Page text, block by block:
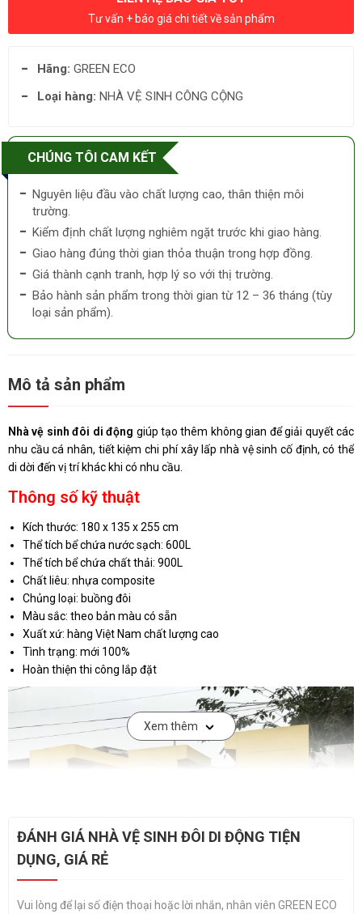
Tư vấn + báo giá chi tiết về sản phẩm
Hãng: GREEN ECO
Loại hàng: NHÀ VỆ SINH CÔNG CỘNG
CHÚNG TÔI CAM KẾT
Nguyên liệu đầu vào chất lượng cao, thân thiện môi
trường.
Kiểm định chất lượng nghiêm ngặt trước khi giao hàng.
Giao hàng đúng thời gian thỏa thuận trong hợp đồng.
Giá thành cạnh tranh, hợp lý so với thị trường.
Bảo hành sản phẩm trong thời gian từ 12 – 36 tháng (tùy
loại sản phẩm).
Mô tả sản phẩm
Nhà vệ sinh đôi di động giúp tạo thêm không gian để giải quyết các
nhu cầu cá nhân, tiết kiệm chi phí xây lấp nhà vệ sinh cố định, có thể
di dời đến vị trí khác khi có nhu cầu.
Thông số kỹ thuật
Kích thước: 180 x 135 x 255 cm
Thể tích bể chứa nước sạch: 600L
Thể tích bể chứa chất thải: 900L
Chất liêu: nhựa composite
Chủng loại: buồng đôi
Màu sắc: theo bản màu có sẵn
Xuất xứ: hàng Việt Nam chất lượng cao
Tình trạng: mới 100%
Hoàn thiện thi công lắp đặt
Xem thêm
ĐÁNH GIÁ NHÀ VỆ SINH ĐÔI DI ĐỘNG TIỆN
DỤNG, GIÁ RẺ
Vui lòng để lại số điện thoại hoặc lời nhắn, nhân viên GREEN ECO